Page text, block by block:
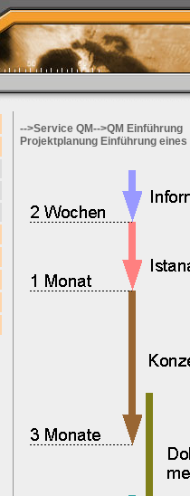
-->Service QM-->QM Einführung
Projektplanung Einführung